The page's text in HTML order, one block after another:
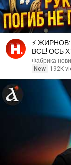
⚡️ ЖИРНОВ:
ВСЕ! ОСЬ
проспала
Фабрика
New
192K